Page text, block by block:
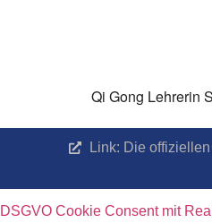
Qi Gong Lehrerin
Link: Die
DSGVO Cookie Consent mit